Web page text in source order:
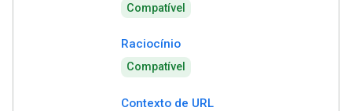
Compatível
Raciocínio
Compatível
Contexto de URL